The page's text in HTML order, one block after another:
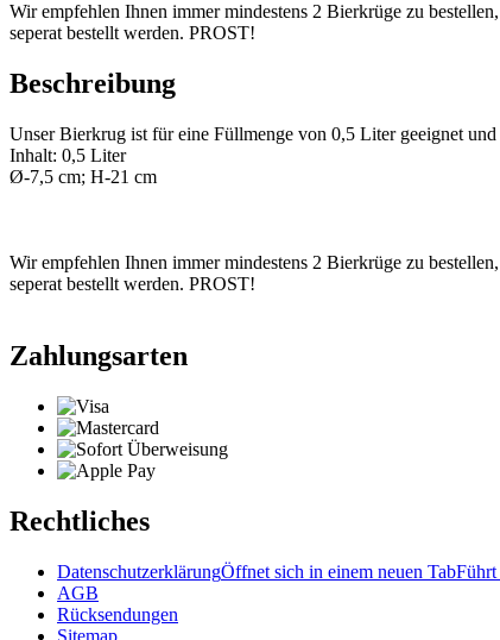
Wir empfehlen Ihnen immer mindestens 2 Bierkrüge zu
seperat bestellt werden. PROST!
Beschreibung
Unser Bierkrug ist für eine Füllmenge von 0,5 Liter geeignet
Inhalt: 0,5 Liter
Ø-7,5 cm; H-21 cm
Wir empfehlen Ihnen immer mindestens 2 Bierkrüge zu
seperat bestellt werden. PROST!
Zahlungsarten
Rechtliches
DatenschutzerklärungÖffnet sich in einem neuen TabFührt
AGB
Rücksendungen
Sitemap